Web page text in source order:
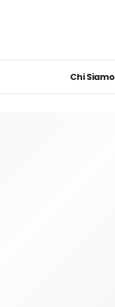
Chi Siamo